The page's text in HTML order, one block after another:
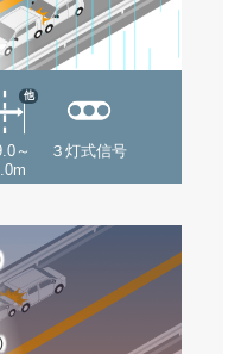
～
他
３灯式信号